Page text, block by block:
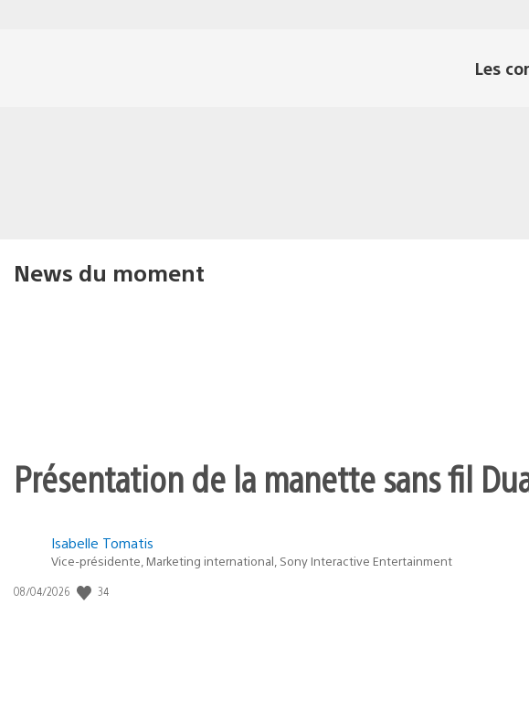
Les
News du moment
Présentation de la manette sans fil
Isabelle Tomatis
Vice-présidente, Marketing international, Sony Interactive Entertainment
Date
08/04/2026 34